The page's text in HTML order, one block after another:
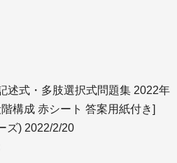
述式・多肢選択式問題集 2022年
構成 赤シート 答案用紙付き]
ズ) 2022/2/20